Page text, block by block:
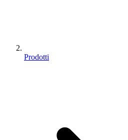
Prodotti